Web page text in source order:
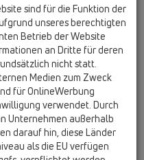
/ Ersatzteile / HL034.1E
/ Ersatzteile / HL35
bestehend
Wandscheiben und
sind für die Funktion der
unseres berechtigten
Betrieb der Website
an Dritte für deren
nicht statt.
Medien zum Zweck
für OnlineWerbung
verwendet. Durch
Unternehmen außerhalb
darauf hin, diese Länder
als die EU verfügen